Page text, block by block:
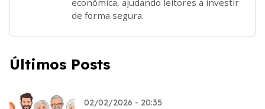
de forma segura.
Últimos Posts
02/02/2026 - 20:35